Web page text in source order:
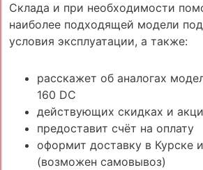
Склада и при необходимости
наиболее подходящей модели
условия эксплуатации, а также:
расскажет об аналогах
160 DC
действующих скидках и
предоставит счёт на оплату
оформит доставку в Курске
(возможен самовывоз)